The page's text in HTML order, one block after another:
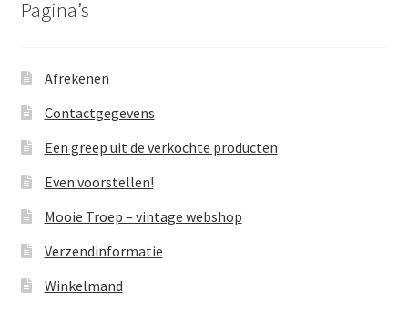
Pagina’s
Afrekenen
Contactgegevens
Een greep uit de verkochte producten
Even voorstellen!
Mooie Troep – vintage webshop
Verzendinformatie
Winkelmand